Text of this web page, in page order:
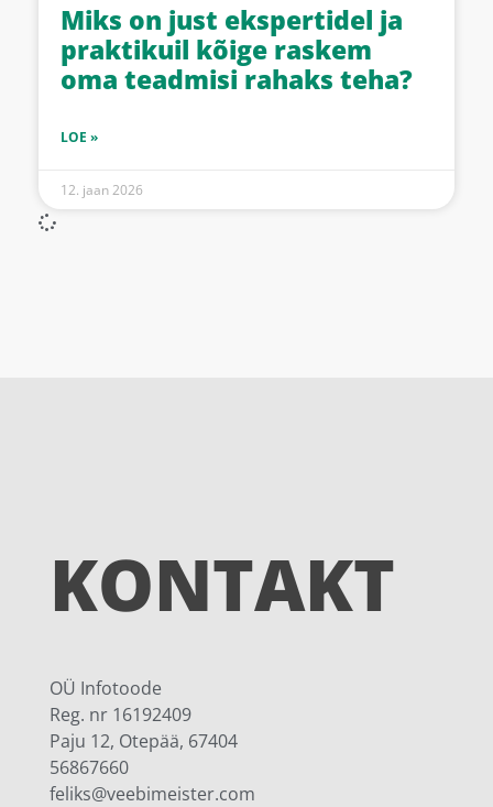
Miks on just ekspertidel ja
praktikuil kõige raskem
oma teadmisi rahaks teha?
LOE »
12. jaan 2026
KONTAKT
OÜ Infotoode
Reg. nr 16192409
Paju 12, Otepää, 67404
56867660
feliks@veebimeister.com